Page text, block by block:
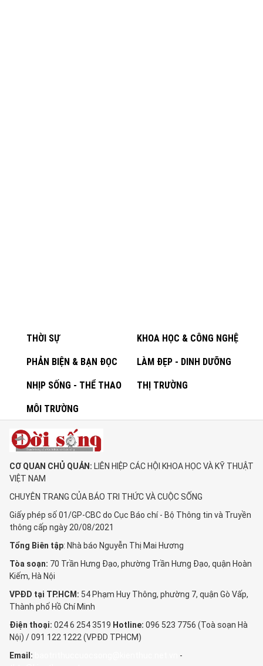
THỜI SỰ KHOA HỌC & CÔNG NGHỆ
PHẢN BIỆN & BẠN ĐỌC LÀM ĐẸP - DINH DƯỠNG
NHỊP SỐNG - THỂ THAO THỊ TRƯỜNG
MÔI TRƯỜNG
CƠ QUAN CHỦ QUẢN: LIÊN HIỆP CÁC HỘI KHOA HỌC VÀ KỸ THUẬT
VIỆT NAM
CHUYÊN TRANG CỦA BÁO TRI THỨC VÀ CUỘC SỐNG
Giấy phép số 01/GP-CBC do Cục Báo chí - Bộ Thông tin và Truyền
thông cấp ngày 20/08/2021
Tổng Biên tập: Nhà báo Nguyễn Thị Mai Hương
Tòa soạn: 70 Trần Hưng Đạo, phường Trần Hưng Đạo, quận Hoàn
Kiếm, Hà Nội
VPĐD tại TP.HCM: 54 Phạm Huy Thông, phường 7, quận Gò Vấp,
Thành phố Hồ Chí Minh
Điện thoại: 024 6 254 3519 Hotline: 096 523 7756 (Toà soạn Hà
Nội) / 091 122 1222 (VPĐD TPHCM)
Email:
-